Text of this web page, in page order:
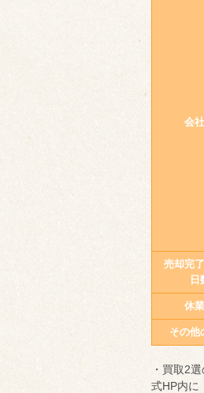
会
売却完
日
休
その他
・買取2
式HP内に